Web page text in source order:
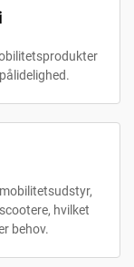
hvilket
behov.